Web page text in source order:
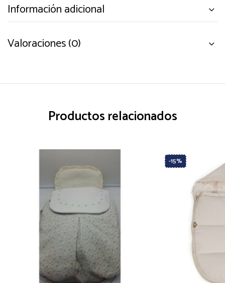
Información adicional
Valoraciones (0)
Productos relacionados
-15%